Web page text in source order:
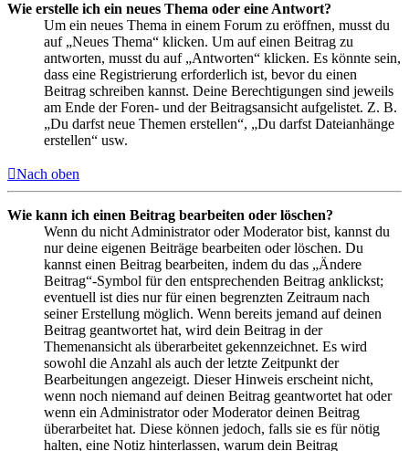
Wie erstelle ich ein neues Thema oder eine Antwort?
Um ein neues Thema in einem Forum zu eröffnen, musst du
auf „Neues Thema“ klicken. Um auf einen Beitrag zu
antworten, musst du auf „Antworten“ klicken. Es könnte sein,
dass eine Registrierung erforderlich ist, bevor du einen
Beitrag schreiben kannst. Deine Berechtigungen sind jeweils
am Ende der Foren- und der Beitragsansicht aufgelistet. Z. B.
„Du darfst neue Themen erstellen“, „Du darfst Dateianhänge
erstellen“ usw.
Nach oben
Wie kann ich einen Beitrag bearbeiten oder löschen?
Wenn du nicht Administrator oder Moderator bist, kannst du
nur deine eigenen Beiträge bearbeiten oder löschen. Du
kannst einen Beitrag bearbeiten, indem du das „Ändere
Beitrag“-Symbol für den entsprechenden Beitrag anklickst;
eventuell ist dies nur für einen begrenzten Zeitraum nach
seiner Erstellung möglich. Wenn bereits jemand auf deinen
Beitrag geantwortet hat, wird dein Beitrag in der
Themenansicht als überarbeitet gekennzeichnet. Es wird
sowohl die Anzahl als auch der letzte Zeitpunkt der
Bearbeitungen angezeigt. Dieser Hinweis erscheint nicht,
wenn noch niemand auf deinen Beitrag geantwortet hat oder
wenn ein Administrator oder Moderator deinen Beitrag
überarbeitet hat. Diese können jedoch, falls sie es für nötig
halten, eine Notiz hinterlassen, warum dein Beitrag